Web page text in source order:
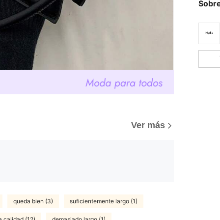
Ver más
queda bien (3) suficientemente largo (1)